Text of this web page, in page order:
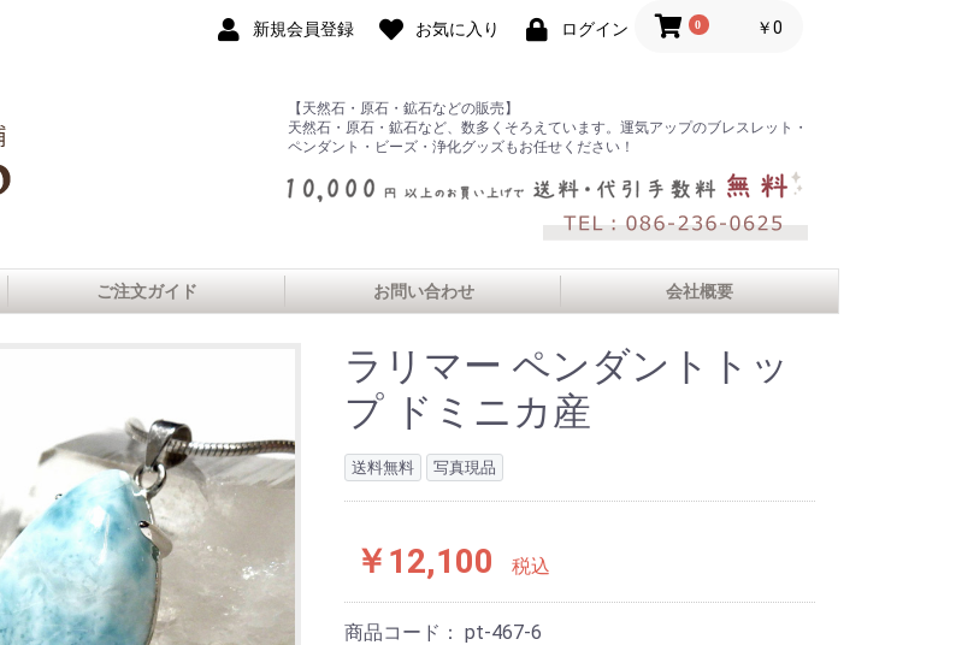
新規会員登録 お気に入り ログイン 0 ￥0
【天然石・原石・鉱石などの販売】
天然石・原石・鉱石など、数多くそろえています。運気アップのブレスレット・
ペンダント・ビーズ・浄化グッズもお任せください！
ご注文ガイド お問い合わせ 会社概要
ラリマー ペンダントトッ
プ ドミニカ産
送料無料 写真現品
￥12,100 税込
商品コード： pt-467-6